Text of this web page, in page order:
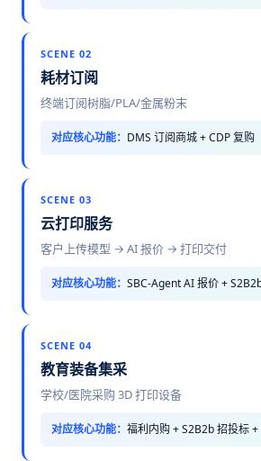
SCENE 02
耗材订阅
终端订阅树脂/PLA/金属粉末
对应核心功能： DMS 订阅商城 + CDP 复购
SCENE 03
云打印服务
客户上传模型 → AI 报价 → 打印交付
对应核心功能： SBC-Agent AI 报价 +
SCENE 04
教育装备集采
学校/医院采购 3D 打印设备
对应核心功能： 福利内购 + S2B2b 招投标 +